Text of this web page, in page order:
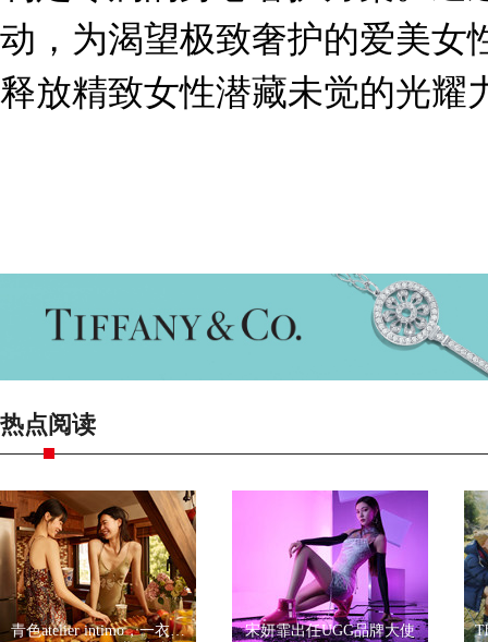
动，为渴望极致奢护的爱美女
释放精致女性潜藏未觉的光耀
热点阅读
青色atelier intimo，一衣一带尽显优雅 宋妍霏出任UGG品牌大使